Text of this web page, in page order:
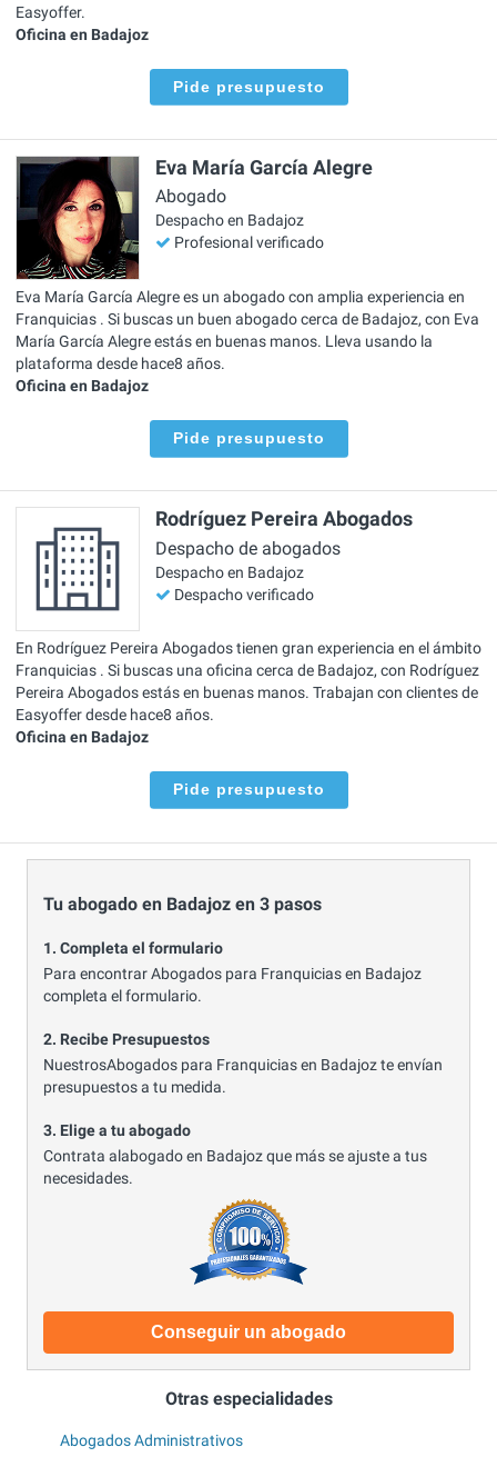
Easyoffer.
Oficina en Badajoz
Pide presupuesto
Eva María García Alegre
Abogado
Despacho en Badajoz
Profesional verificado
Eva María García Alegre es un abogado con amplia experiencia en
Franquicias . Si buscas un buen abogado cerca de Badajoz, con Eva
María García Alegre estás en buenas manos. Lleva usando la
plataforma desde hace8 años.
Oficina en Badajoz
Pide presupuesto
Rodríguez Pereira Abogados
Despacho de abogados
Despacho en Badajoz
Despacho verificado
En Rodríguez Pereira Abogados tienen gran experiencia en el ámbito
Franquicias . Si buscas una oficina cerca de Badajoz, con Rodríguez
Pereira Abogados estás en buenas manos. Trabajan con clientes de
Easyoffer desde hace8 años.
Oficina en Badajoz
Pide presupuesto
Tu abogado en Badajoz en 3 pasos
1. Completa el formulario
Para encontrar Abogados para Franquicias en Badajoz
completa el formulario.
2. Recibe Presupuestos
NuestrosAbogados para Franquicias en Badajoz te envían
presupuestos a tu medida.
3. Elige a tu abogado
Contrata alabogado en Badajoz que más se ajuste a tus
necesidades.
Conseguir un abogado
Otras especialidades
Abogados Administrativos